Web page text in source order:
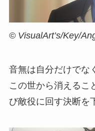
© VisualArt’s/Key/
音無は自分だけでな
この世から消えるこ
び敵役に回す決断を